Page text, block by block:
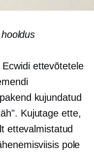
ettevõtetele
kujundatud
Kujutage ette,
ettevalmistatud
pole